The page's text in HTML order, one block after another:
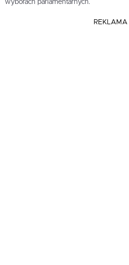
wyborach parlamentarnych.
REKLAMA